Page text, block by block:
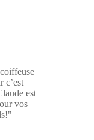
c’est
est
vos